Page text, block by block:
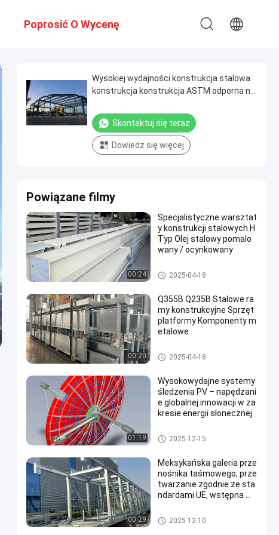
Poprosić O Wycenę
Wysokiej wydajności konstrukcja stalowa
konstrukcja konstrukcja ASTM odporna na
Skontaktuj się teraz
Dowiedz się więcej
Powiązane filmy
00:24
Specjalistyczne warsztat
y konstrukcji stalowych H
Typ Olej stalowy pomalo
wany / ocynkowany
Warsztaty konstrukcji stalowy
ch
2025-04-18
00:20
Q355B Q235B Stalowe ra
my konstrukcyjne Sprzęt
platformy Komponenty m
etalowe
Warsztaty konstrukcji stalowy
ch
2025-04-18
01:19
Wysokowydajne systemy
śledzenia PV – napędzani
e globalnej innowacji w za
kresie energii słonecznej
Struktura ze stali słonecznej
2025-12-15
00:29
Meksykańska galeria prze
nośnika taśmowego, prze
twarzanie zgodnie ze sta
ndardami UE, wstępna m
wanymi w zakresie 3 mm
Wykonanie konstrukcji stalow
ych
2025-12-10